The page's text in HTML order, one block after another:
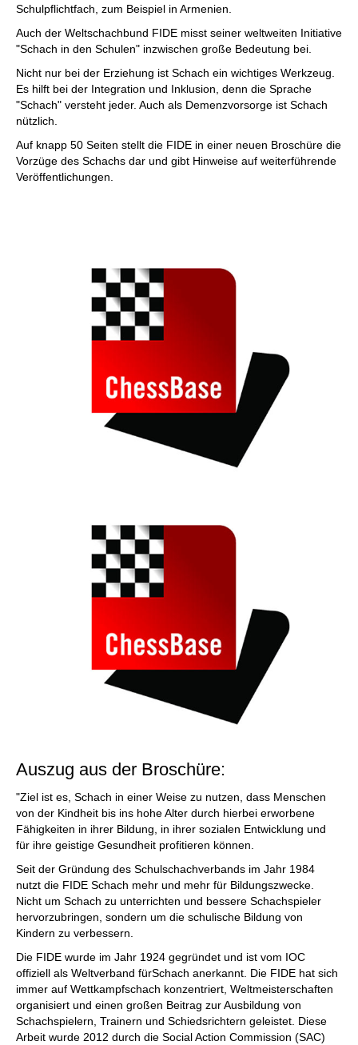
Schulpflichtfach, zum Beispiel in Armenien.
Auch der Weltschachbund FIDE misst seiner weltweiten Initiative
"Schach in den Schulen" inzwischen große Bedeutung bei.
Nicht nur bei der Erziehung ist Schach ein wichtiges Werkzeug.
Es hilft bei der Integration und Inklusion, denn die Sprache
"Schach" versteht jeder. Auch als Demenzvorsorge ist Schach
nützlich.
Auf knapp 50 Seiten stellt die FIDE in einer neuen Broschüre die
Vorzüge des Schachs dar und gibt Hinweise auf weiterführende
Veröffentlichungen.
Auszug aus der Broschüre:
"Ziel ist es, Schach in einer Weise zu nutzen, dass Menschen
von der Kindheit bis ins hohe Alter durch hierbei erworbene
Fähigkeiten in ihrer Bildung, in ihrer sozialen Entwicklung und
für ihre geistige Gesundheit profitieren können.
Seit der Gründung des Schulschachverbands im Jahr 1984
nutzt die FIDE Schach mehr und mehr für Bildungszwecke.
Nicht um Schach zu unterrichten und bessere Schachspieler
hervorzubringen, sondern um die schulische Bildung von
Kindern zu verbessern.
Die FIDE wurde im Jahr 1924 gegründet und ist vom IOC
offiziell als Weltverband fürSchach anerkannt. Die FIDE hat sich
immer auf Wettkampfschach konzentriert, Weltmeisterschaften
organisiert und einen großen Beitrag zur Ausbildung von
Schachspielern, Trainern und Schiedsrichtern geleistet. Diese
Arbeit wurde 2012 durch die Social Action Commission (SAC)